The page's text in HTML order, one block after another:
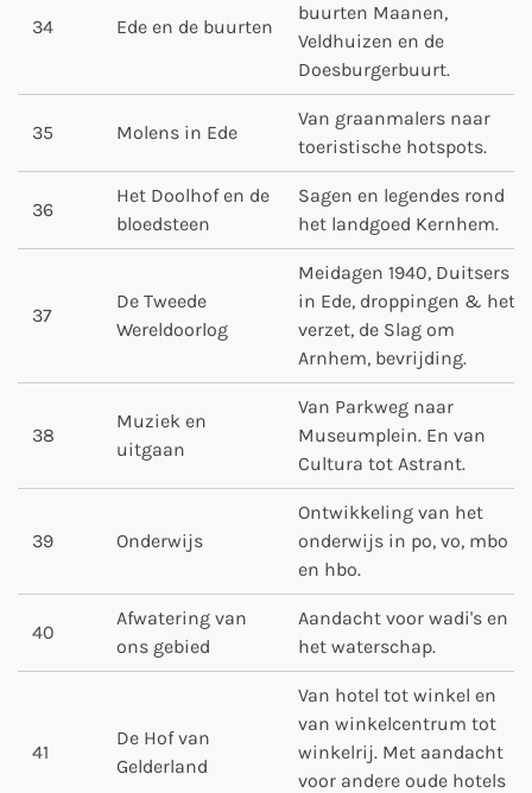
34 Ede en de buurten
buurten Maanen,
Veldhuizen en de
Doesburgerbuurt.
35 Molens in Ede
Van graanmalers naar
toeristische hotspots.
36
Het Doolhof en de
bloedsteen
Sagen en legendes rond
het landgoed Kernhem.
37
De Tweede
Wereldoorlog
Meidagen 1940, Duitsers
in Ede, droppingen & het
verzet, de Slag om
Arnhem, bevrijding.
38
Muziek en
uitgaan
Van Parkweg naar
Museumplein. En van
Cultura tot Astrant.
39 Onderwijs
Ontwikkeling van het
onderwijs in po, vo, mbo
en hbo.
40
Afwatering van
ons gebied
Aandacht voor wadi's en
het waterschap.
41
De Hof van
Gelderland
Van hotel tot winkel en
van winkelcentrum tot
winkelrij. Met aandacht
voor andere oude hotels